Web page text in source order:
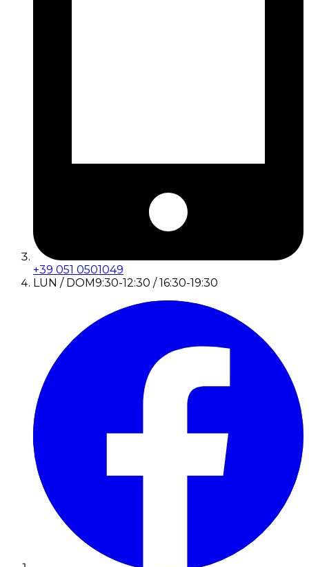
+39 051 0501049
LUN / DOM9:30-12:30 / 16:30-19:30